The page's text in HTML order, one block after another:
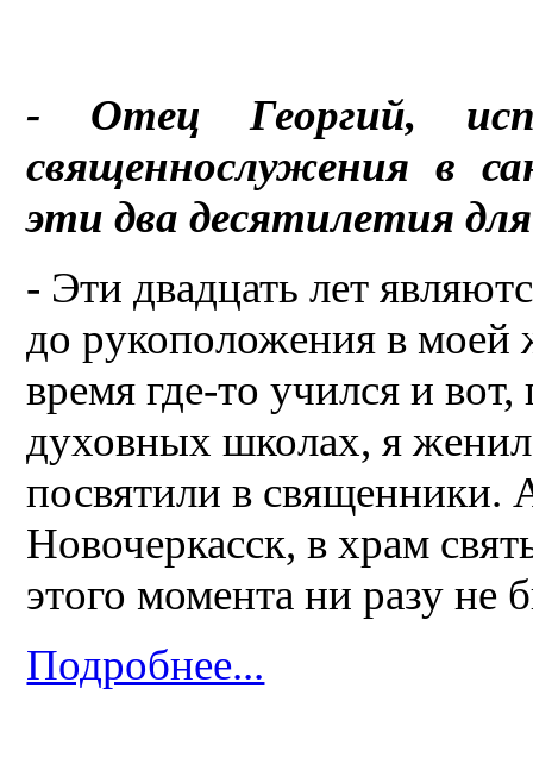
- Отец Георгий,
священнослужения в
эти два десятилетия
- Эти двадцать лет
до рукоположения в моей
время где-то учился и
духовных школах, я
посвятили в священники.
Новочеркасск, в храм
этого момента ни разу не
Подробнее...